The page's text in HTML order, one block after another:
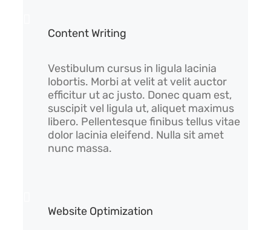
Content Writing
Vestibulum cursus in ligula lacinia
lobortis. Morbi at velit at velit auctor
efficitur ut ac justo. Donec quam est,
suscipit vel ligula ut, aliquet maximus
libero. Pellentesque finibus tellus vitae
dolor lacinia eleifend. Nulla sit amet
nunc massa.
Website Optimization